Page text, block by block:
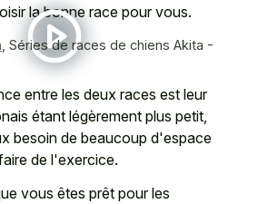
la bonne race pour vous.
Séries de races de chiens Akita -
entre les deux races est leur
étant légèrement plus petit,
besoin de beaucoup d'espace
de l'exercice.
vous êtes prêt pour les